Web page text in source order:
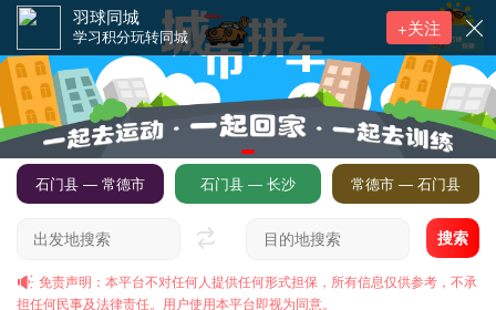
石门县 — 常德市 石门县 — 长沙 常德市 — 石门县
搜索
免责声明：本平台不对任何人提供任何形式担保，所有信息仅供参考，不承
担任何民事及法律责任。用户使用本平台即视为同意。
羽球同城
学习积分玩转同城 +关注